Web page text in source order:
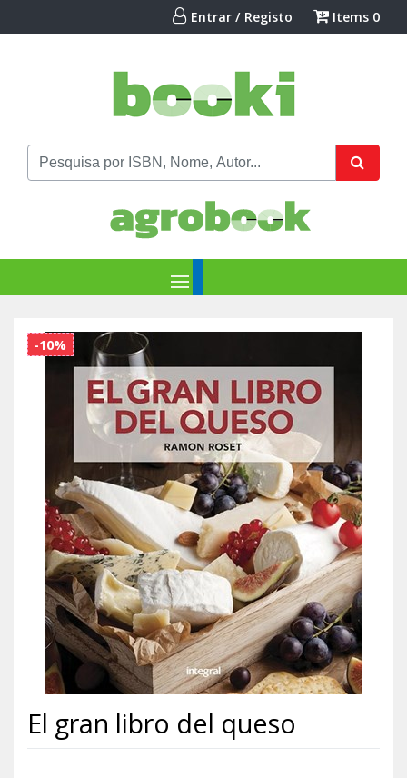
Entrar / Registo Items 0
-10%
El gran libro del queso